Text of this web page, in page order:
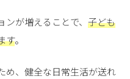
が増えることで、 子ども
す。
め、健全な日常生活が送れ